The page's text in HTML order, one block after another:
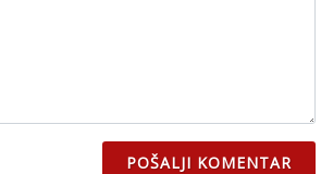
POŠALJI KOMENTAR